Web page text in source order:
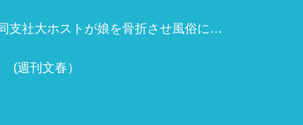
支社大ホストが娘を骨折させ風俗に…
(週刊文春）